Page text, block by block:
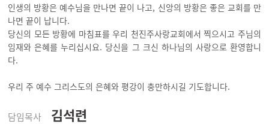
인생의 방황은 예수님을 만나면 끝이 나고, 신앙의 방황은 좋은 교회를 만
나면 끝이 납니다.
당신의 모든 방황에 마침표를 우리 천진주사랑교회에서 찍으시고 주님의
임재와 은혜를 누리십시요. 당신을 그 크신 하나님의 사랑으로 환영합니
다.
우리 주 예수 그리스도의 은혜와 평강이 충만하시길 기도합니다.
담임목사 김석련